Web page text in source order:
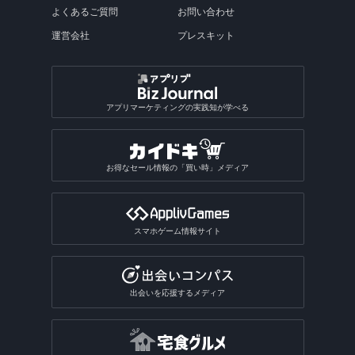
ストレス発散ゲームアプリ
料理・食べ物系ゲームアプリ
妖怪キャラゲームアプリ
恐竜ゲームアプリ
釣りゲームアプリ
陸上競技ゲームアプリ
格闘技・武道ゲームアプリ
バドミントンゲームアプリ
ビリヤードゲームアプリ
ビリヤードゲームアプリ
ポーカーアプリ
ブラックジャックアプリ
ビンゴゲームアプリ
チンチロリンアプリ
シムシティ系ゲームアプリ
発射パズルゲームアプリ
テトリス系ゲームアプリ
2048系ゲームアプリ
パズルボブル系ゲームアプリ
モンスト系ゲームアプリ
不思議のダンジョン系アプリ
3Dサンドボックスアプリ
アーチャー伝説系ゲームアプリ
ソニーゲーム機をスマホでアプリ
Steamゲームをスマホでアプリ
クラウド対応メモアプリ
ロック画面メモアプリ
キャラクターメモアプリ
年号変換アプリ
猫翻訳アプリ
猫アプリ
インターネットアプリ
VRアプリ
自治体アプリ総合
求人アプリ
求人アプリ総合
SPI対策アプリ
転職アプリ
バイト探しアプリ
インターンアプリ
人材派遣求人情報アプリ
カットモデルアプリ
アバターSNSアプリ
競馬情報アプリ
4輪スポーツアプリ
メンタルトレーニングアプリ
手話アプリ
拡大鏡アプリ
バリアフリーマップアプリ
テキスト読み上げアプリ
バリアフリーマップアプリ
書き込みできる地図アプリ
防災マップアプリ
バイクナビアプリ
徒歩ナビアプリ
通った道を記録するアプリ
フライトレーダーアプリ
道路交通情報アプリ
船の位置情報アプリ
中学・高校の社会アプリ
辞書アプリ総合
英和・和英辞典アプリ
英英辞典アプリ
オフライン英語辞書アプリ
翻訳アプリ
絵本アプリ
絵本アプリ総合
魚図鑑アプリ
植物図鑑アプリ
レジアプリ
フードロスアプリ
ネットスーパーアプリ
グッズ作成アプリ総合
ステッカー作成アプリ
ラーメンマップアプリ
コーヒー・紅茶・お茶アプリ
映画情報アプリ
映画チケットアプリ
音楽プレーヤーアプリ
曲名検索アプリ
歌うアプリ
楽器演奏アプリ
作曲アプリ
国内ラジオアプリ
ポッドキャストアプリ
ラジオ録音アプリ
朗読アプリ
読書記録・本棚管理アプリ
占いアプリ総合
風水アプリ
四柱推命アプリ
タロットアプリ
おもしろい診断アプリ
おもしろい診断アプリ総合
恋愛診断アプリ
ギャンブルアプリ
パチンコ・パチスロアプリ
宝くじアプリ
公営ギャンブルアプリ
テレビアプリ総合
オタクアプリ
オタクアプリ総合
機能付きカメラアプリ
風景撮影向きカメラアプリ
面白カメラアプリ
写真をイラストにするアプリ
写真修正アプリ
おもしろ加工アプリ
動画をレトロ加工するアプリ
盛れるビデオカメラアプリ
GIF作成アプリ
動画に文字を入れるアプリ
写真を動画にするアプリ
Exif情報編集アプリ
同じ写真を探すアプリ
動画再生アプリ
動画スロー再生・早送りアプリ
逆再生アプリ
画像を探すアプリ
画像を探すアプリ総合
壁紙のダウンロードアプリ
写真投稿SNSアプリ
よくあるご質問
運営会社
お問い合わせ
プレスキット
アプリマーケティングの実践知が学べる
お得なセール情報の「買い時」メディア
スマホゲーム情報サイト
出会いを応援するメディア